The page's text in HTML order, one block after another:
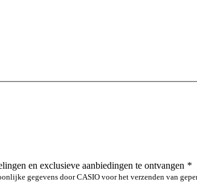
en exclusieve aanbiedingen te ontvangen *
gegevens door CASIO voor het verzenden van